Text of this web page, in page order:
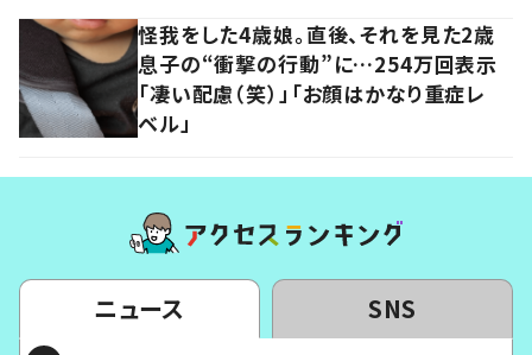
怪我をした4歳娘。直後、それを見た2歳
息子の“衝撃の行動”に…254万回表示
「凄い配慮（笑）」「お顔はかなり重症レ
ベル」
ニュース SNS